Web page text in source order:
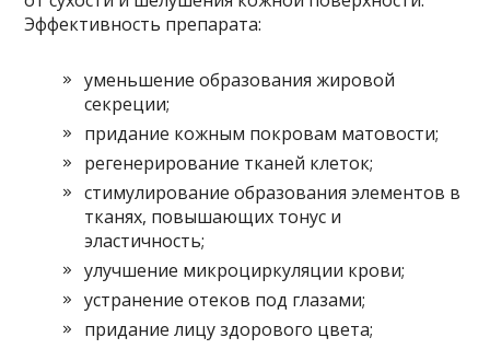
Эффективность препарата:
уменьшение образования жировой
секреции;
придание кожным покровам матовости;
регенерирование тканей клеток;
стимулирование образования элементов в
тканях, повышающих тонус и
эластичность;
улучшение микроциркуляции крови;
устранение отеков под глазами;
придание лицу здорового цвета;